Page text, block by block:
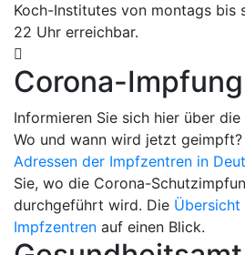
Koch-Institutes von montags bis
22 Uhr erreichbar.
Corona-Impfung
Informieren Sie sich hier über
Wo und wann wird jetzt
Adressen der Impfzentren in
Sie, wo die Corona-
durchgeführt wird. Die Übersicht
Impfzentren auf einen Blick.